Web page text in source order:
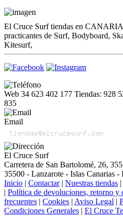
El Cruce Surf tiendas en
practicantes de Surf, Bodyboard,
Kitesurf,
Web 34 623 402 177 Tiendas: 928
835
Email
El Cruce Surf
Carretera de San Bartolomé, 26,
35500 - Lanzarote - Islas Canarias -
Inicio | Contactar | Nuestras tiendas |
| Política de devoluciones, retorno y
frecuentes | Cookies | Aviso Legal |
Condiciones Generales | El Cruce